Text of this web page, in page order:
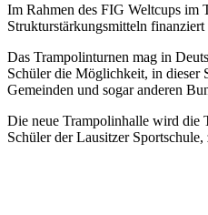
Im Rahmen des FIG Weltcups im
Strukturstärkungsmitteln
Das Trampolinturnen mag in
Schüler die Möglichkeit, in dieser
Gemeinden und sogar anderen
Die neue Trampolinhalle wird die
Schüler der Lausitzer